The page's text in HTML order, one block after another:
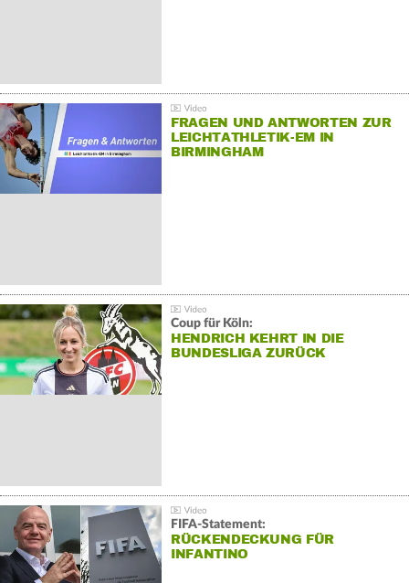
FRAGEN UND ANTWORTEN ZUR
LEICHTATHLETIK-EM IN
BIRMINGHAM
Coup für Köln:
HENDRICH KEHRT IN DIE
BUNDESLIGA ZURÜCK
FIFA-Statement:
RÜCKENDECKUNG FÜR
INFANTINO